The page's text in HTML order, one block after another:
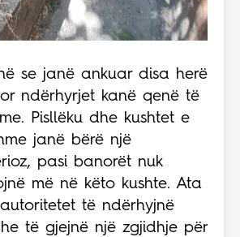
se janë ankuar disa herë
ndërhyrjet kanë qenë të
Pisllëku dhe kushtet e
janë bërë një
pasi banorët nuk
më në këto kushte. Ata
të ndërhyjnë
të gjejnë një zgjidhje për